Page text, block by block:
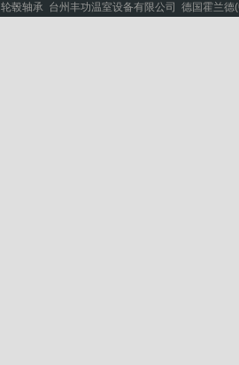
轮毂轴承 台州丰功温室设备有限公司 德国霍兰德